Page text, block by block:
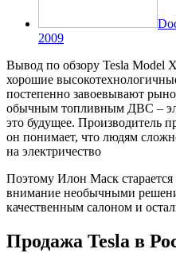
2009
Вывод по обзору Tesla Model
хорошие
постепенно завоевывают
обычным топливным ДВС –
это будущее. Производитель
он понимает, что людям
на электричество
Поэтому Илон Маск
внимание необычными
качественным салоном и
Продажа Tesla в